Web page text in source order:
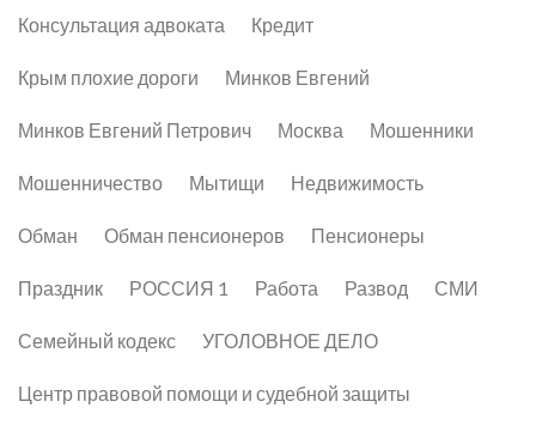
Консультация адвоката Кредит
Крым плохие дороги Минков Евгений
Минков Евгений Петрович Москва Мошенники
Мошенничество Мытищи Недвижимость
Обман Обман пенсионеров Пенсионеры
Праздник РОССИЯ 1 Работа Развод СМИ
Семейный кодекс УГОЛОВНОЕ ДЕЛО
Центр правовой помощи и судебной защиты